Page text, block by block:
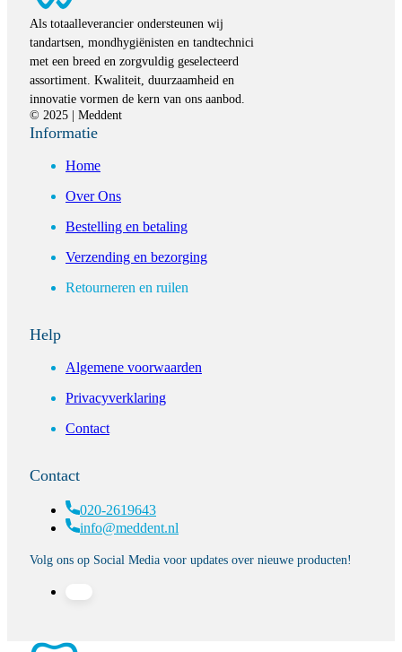
Als totaalleverancier ondersteunen wij
tandartsen, mondhygiënisten en tandtechnici
met een breed en zorgvuldig geselecteerd
assortiment. Kwaliteit, duurzaamheid en
innovatie vormen de kern van ons aanbod.
© 2025 | Meddent
Informatie
Home
Over Ons
Bestelling en betaling
Verzending en bezorging
Retourneren en ruilen
Help
Algemene voorwaarden
Privacyverklaring
Contact
Contact
020-2619643
info@meddent.nl
Volg ons op Social Media voor updates over nieuwe producten!